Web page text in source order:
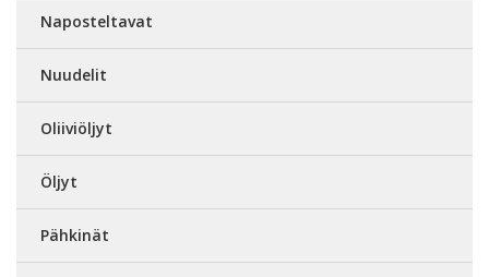
Naposteltavat
Nuudelit
Oliiviöljyt
Öljyt
Pähkinät